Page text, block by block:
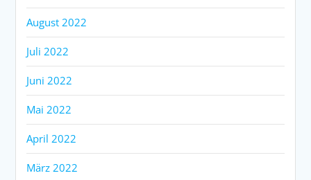
August 2022
Juli 2022
Juni 2022
Mai 2022
April 2022
März 2022